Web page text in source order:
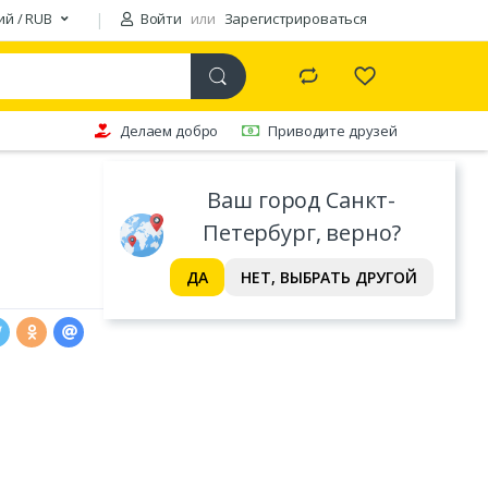
/ RUB Войти или Зарегистрироваться
Ваш город Санкт-
Петербург, верно?
ДА НЕТ, ВЫБРАТЬ ДРУГОЙ
Делаем добро Приводите друзей